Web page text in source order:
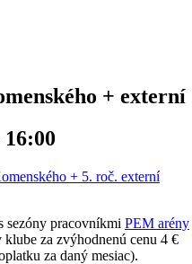
+ externí
16:00
+ 5. roč. externí
sezóny pracovníkmi PEM arény
za zvýhodnenú cenu 4 €
za daný mesiac).